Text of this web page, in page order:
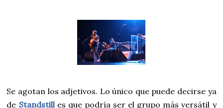
Se agotan los adjetivos. Lo único que puede decirse ya
de Standstilles que podría ser el grupo más versátil y